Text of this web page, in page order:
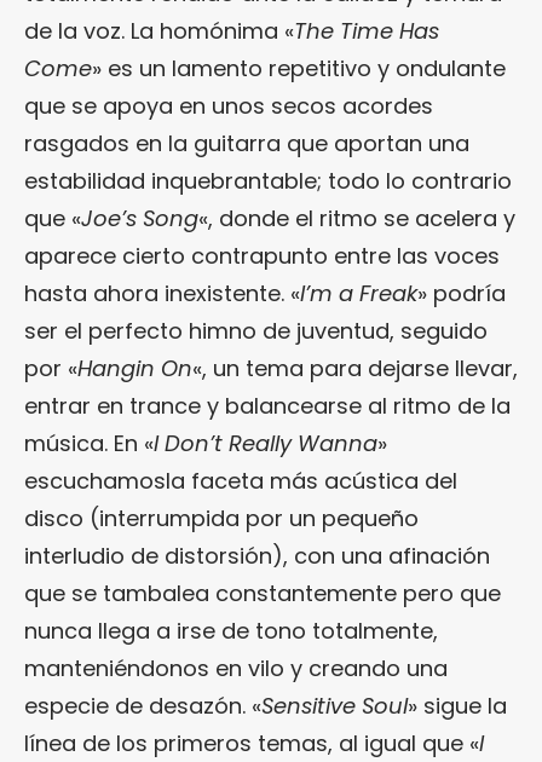
de la voz. La homónima «The Time Has
Come» es un lamento repetitivo y ondulante
que se apoya en unos secos acordes
rasgados en la guitarra que aportan una
estabilidad inquebrantable; todo lo contrario
que «Joe’s Song«, donde el ritmo se acelera y
aparece cierto contrapunto entre las voces
hasta ahora inexistente. «I’m a Freak» podría
ser el perfecto himno de juventud, seguido
por «Hangin On«, un tema para dejarse llevar,
entrar en trance y balancearse al ritmo de la
música. En «I Don’t Really Wanna»
escuchamosla faceta más acústica del
disco (interrumpida por un pequeño
interludio de distorsión), con una afinación
que se tambalea constantemente pero que
nunca llega a irse de tono totalmente,
manteniéndonos en vilo y creando una
especie de desazón. «Sensitive Soul» sigue la
línea de los primeros temas, al igual que «I